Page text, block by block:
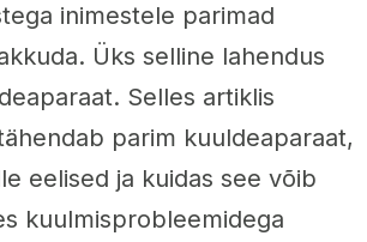
inimestele parimad
Üks selline lahendus
Selles artiklis
parim kuuldeaparaat,
eelised ja kuidas see võib
kuulmisprobleemidega